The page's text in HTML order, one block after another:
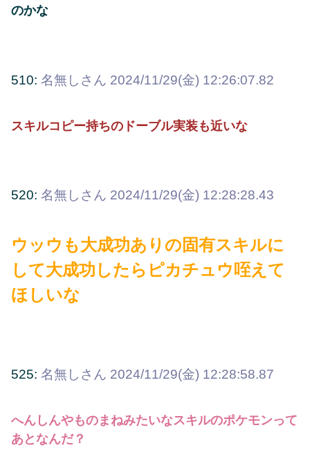
のかな
510: 名無しさん 2024/11/29(金) 12:26:07.82
スキルコピー持ちのドーブル実装も近いな
520: 名無しさん 2024/11/29(金) 12:28:28.43
ウッウも大成功ありの固有スキルに
して大成功したらピカチュウ咥えて
ほしいな
525: 名無しさん 2024/11/29(金) 12:28:58.87
へんしんやものまねみたいなスキルのポケモンって
あとなんだ？